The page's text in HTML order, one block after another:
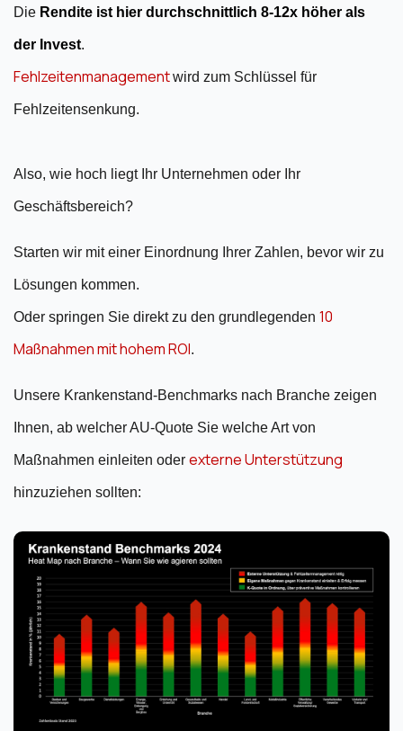
Die Rendite ist hier durchschnittlich 8-12x höher als
der Invest.
Fehlzeitenmanagementwird zum Schlüssel für
Fehlzeitensenkung.
Also, wie hoch liegt Ihr Unternehmen oder Ihr
Geschäftsbereich?
Starten wir mit einer Einordnung Ihrer Zahlen, bevor wir zu
Lösungen kommen.
Oder springen Sie direkt zu den grundlegenden 10
Maßnahmen mit hohem ROI.
Unsere Krankenstand-Benchmarks nach Branche zeigen
Ihnen, ab welcher AU-Quote Sie welche Art von
Maßnahmen einleiten oder externe Unterstützung
hinzuziehen sollten: